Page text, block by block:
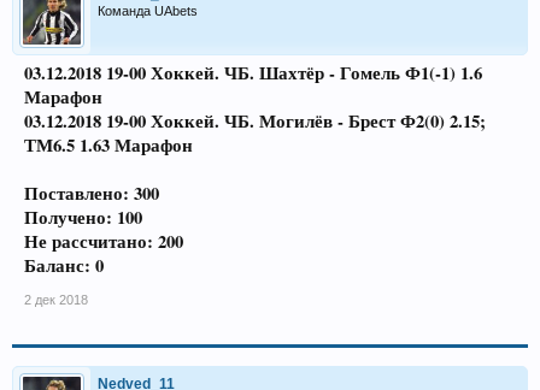
Команда UAbets
03.12.2018 19-00 Хоккей. ЧБ. Шахтёр - Гомель Ф1(-1) 1.6
Марафон
03.12.2018 19-00 Хоккей. ЧБ. Могилёв - Брест Ф2(0) 2.15;
ТМ6.5 1.63 Марафон
Поставлено: 300
Получено: 100
Не рассчитано: 200
Баланс: 0
2 дек 2018
Nedved_11